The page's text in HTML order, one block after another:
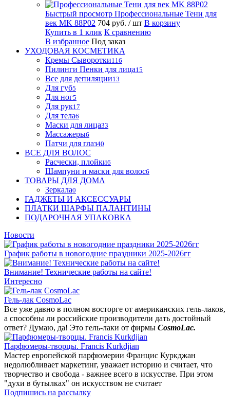
Быстрый просмотр Профессиональные Тени для
век MK 88P02 704 руб. / шт В корзину
Купить в 1 клик К сравнению
В избранное Под заказ
УХОДОВАЯ КОСМЕТИКА
Кремы Сыворотки116
Пилинги Пенки для лица15
Все для депиляции13
Для губ5
Для ног5
Для рук17
Для тела6
Маски для лица33
Массажеры6
Патчи для глаз40
ВСЕ ДЛЯ ВОЛОС
Расчески, плойки6
Шампуни и маски для волос6
ТОВАРЫ ДЛЯ ДОМА
Зеркала0
ГАДЖЕТЫ И АКСЕССУАРЫ
ПЛАТКИ ШАРФЫ ПАЛАНТИНЫ
ПОДАРОЧНАЯ УПАКОВКА
Новости
График работы в новогодние праздники 2025-2026гг
Внимание! Технические работы на сайте!
Интересно
Гель-лак CosmoLac
Все уже давно в полном восторге от американских гель-лаков,
а способны ли российские производители дать достойный
ответ? Думаю, да! Это гель-лаки от фирмы CosmoLac.
Парфюмеры-творцы. Francis Kurkdjian
Мастер европейской парфюмерии Францис Куркджан
недолюбливает маркетинг, уважает историю и считает, что
творчество и свобода - важнее всего в искусстве. При этом
"духи в бутылках" он искусством не считает
Подпишись на рассылку